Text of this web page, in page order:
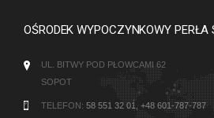
OŚRODEK WYPOCZYNKOWY PERŁA
UL. BITWY POD PŁOWCAMI 62
SOPOT
TELEFON: 58 551 32 01, +48 601-787-787